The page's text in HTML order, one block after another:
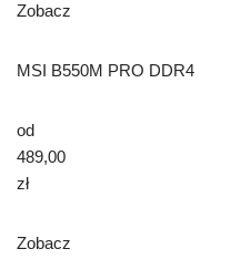
Zobacz
MSI B550M PRO DDR4
od
489,00
zł
Zobacz